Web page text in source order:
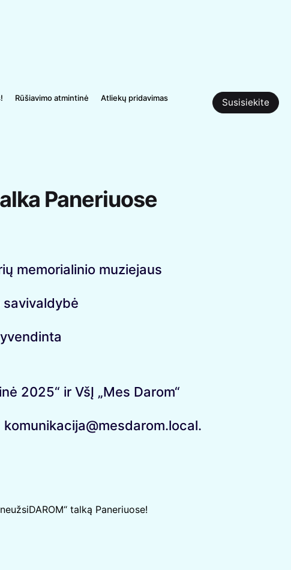
Rūšiavimo atmintinė
Atliekų pridavimas
Susisiekite
Paneriuose
memorialinio muziejaus
savivaldybė
2025“ ir VšĮ „Mes Darom“
komunikacija@mesdarom.local.
talką Paneriuose!